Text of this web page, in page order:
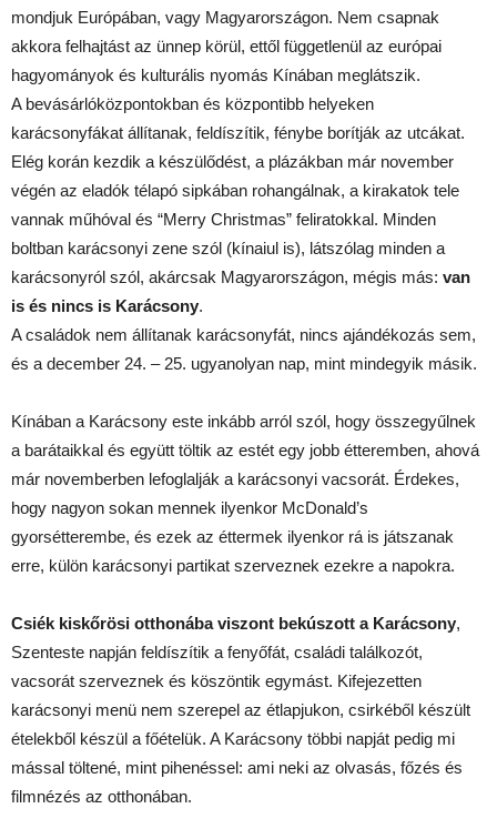
mondjuk Európában, vagy Magyarországon. Nem csapnak
akkora felhajtást az ünnep körül, ettől függetlenül az európai
hagyományok és kulturális nyomás Kínában meglátszik.
A bevásárlóközpontokban és központibb helyeken
karácsonyfákat állítanak, feldíszítik, fénybe borítják az utcákat.
Elég korán kezdik a készülődést, a plázákban már november
végén az eladók télapó sipkában rohangálnak, a kirakatok tele
vannak műhóval és “Merry Christmas” feliratokkal. Minden
boltban karácsonyi zene szól (kínaiul is), látszólag minden a
karácsonyról szól, akárcsak Magyarországon, mégis más: van
is és nincs is Karácsony.
A családok nem állítanak karácsonyfát, nincs ajándékozás sem,
és a december 24. – 25. ugyanolyan nap, mint mindegyik másik.
Kínában a Karácsony este inkább arról szól, hogy összegyűlnek
a barátaikkal és együtt töltik az estét egy jobb étteremben, ahová
már novemberben lefoglalják a karácsonyi vacsorát. Érdekes,
hogy nagyon sokan mennek ilyenkor McDonald’s
gyorsétterembe, és ezek az éttermek ilyenkor rá is játszanak
erre, külön karácsonyi partikat szerveznek ezekre a napokra.
Csiék kiskőrösi otthonába viszont bekúszott a Karácsony,
Szenteste napján feldíszítik a fenyőfát, családi találkozót,
vacsorát szerveznek és köszöntik egymást. Kifejezetten
karácsonyi menü nem szerepel az étlapjukon, csirkéből készült
ételekből készül a főételük. A Karácsony többi napját pedig mi
mással töltené, mint pihenéssel: ami neki az olvasás, főzés és
filmnézés az otthonában.